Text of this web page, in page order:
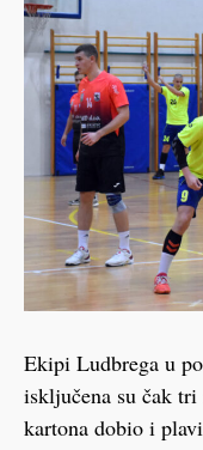
Ekipi Ludbrega u
isključena su čak tri
kartona dobio i